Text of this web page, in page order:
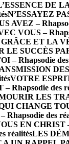
DE
N’ESSAYEZ
AVEZ –
VOUS –
ET LA
LE SUCCÈS
– Rhapsodie des
DES
VOTRE
Rhapsodie des
LES
CHANGE
des
EN CHRIST
réalitésLES